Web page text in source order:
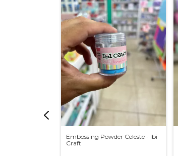
Embossing Powder Celeste - Ibi
Craft